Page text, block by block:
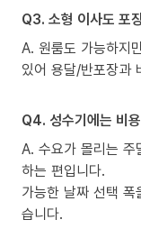
Q3. 소형 이사도 포
A. 원룸도 가능하지
있어 용달/반포장과
Q4. 성수기에는 비
A. 수요가 몰리는 주
하는 편입니다.
가능한 날짜 선택
습니다.